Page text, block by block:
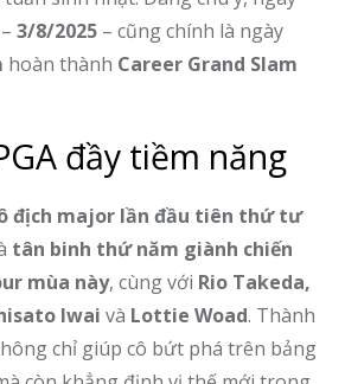
3/8/2025 – cũng chính là ngày
hoàn thành Career Grand Slam
đầy tiềm năng
địch major lần đầu tiên thứ tư
tân binh thứ năm giành chiến
mùa này, cùng với Rio Takeda,
Iwai và Lottie Woad. Thành
chỉ giúp cô bứt phá trên bảng